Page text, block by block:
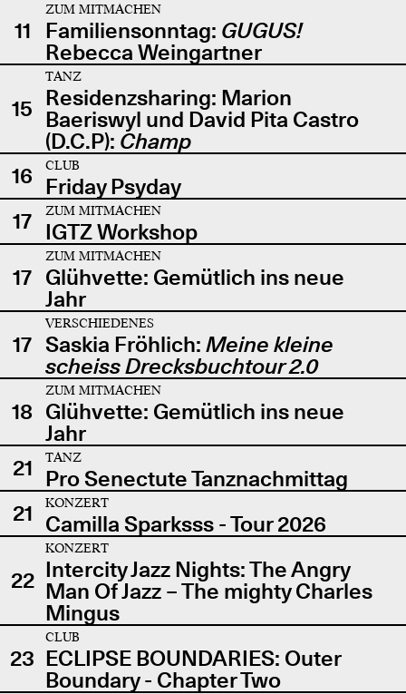
11
ZUM MITMACHEN
Familiensonntag: GUGUS!
Rebecca Weingartner
15
TANZ
Residenzsharing: Marion
Baeriswyl und David Pita Castro
(D.C.P): Champ
16
CLUB
Friday Psyday
17
ZUM MITMACHEN
IGTZ Workshop
17
ZUM MITMACHEN
Glühvette: Gemütlich ins neue
Jahr
17
VERSCHIEDENES
Saskia Fröhlich: Meine kleine
scheiss Drecksbuchtour 2.0
18
ZUM MITMACHEN
Glühvette: Gemütlich ins neue
Jahr
21
TANZ
Pro Senectute Tanznachmittag
21
KONZERT
Camilla Sparksss - Tour 2026
22
KONZERT
Intercity Jazz Nights: The Angry
Man Of Jazz – The mighty Charles
Mingus
23
CLUB
ECLIPSE BOUNDARIES: Outer
Boundary - Chapter Two